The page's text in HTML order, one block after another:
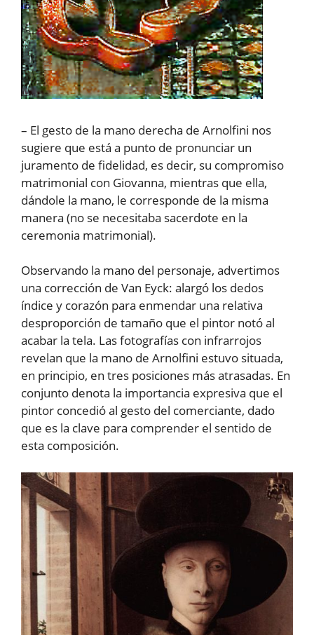
– El gesto de la mano derecha de Arnolfini nos
sugiere que está a punto de pronunciar un
juramento de fidelidad, es decir, su compromiso
matrimonial con Giovanna, mientras que ella,
dándole la mano, le corresponde de la misma
manera (no se necesitaba sacerdote en la
ceremonia matrimonial).
Observando la mano del personaje, advertimos
una corrección de Van Eyck: alargó los dedos
índice y corazón para enmendar una relativa
desproporción de tamaño que el pintor notó al
acabar la tela. Las fotografías con infrarrojos
revelan que la mano de Arnolfini estuvo situada,
en principio, en tres posiciones más atrasadas. En
conjunto denota la importancia expresiva que el
pintor concedió al gesto del comerciante, dado
que es la clave para comprender el sentido de
esta composición.